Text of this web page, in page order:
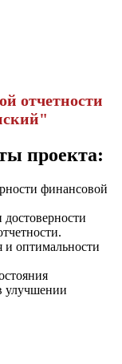
отчетности
проекта:
финансовой
и оптимальности
улучшении